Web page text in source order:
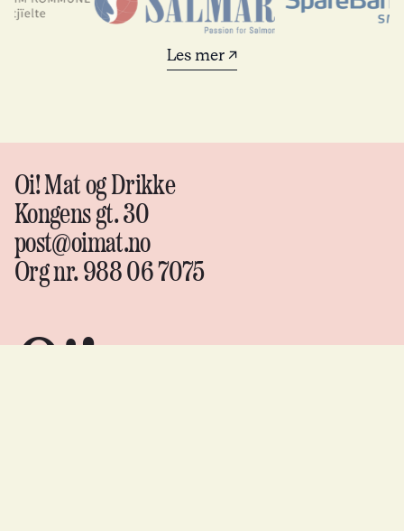
Les mer ↗
Oi! Mat og Drikke
Kongens gt. 30
post@oimat.no
Org nr. 988 06 7075
Oi!Mat &